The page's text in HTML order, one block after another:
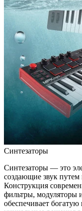
Синтезаторы
Синтезаторы — это
создающие звук
Конструкция
фильтры, модуляторы
обеспечивает